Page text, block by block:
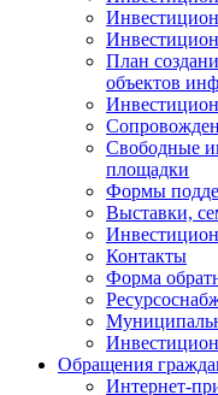
План
объектов
Свободные
площадки
Формы
Выставки,
Контакты
Форма
Обращения
Интернет-